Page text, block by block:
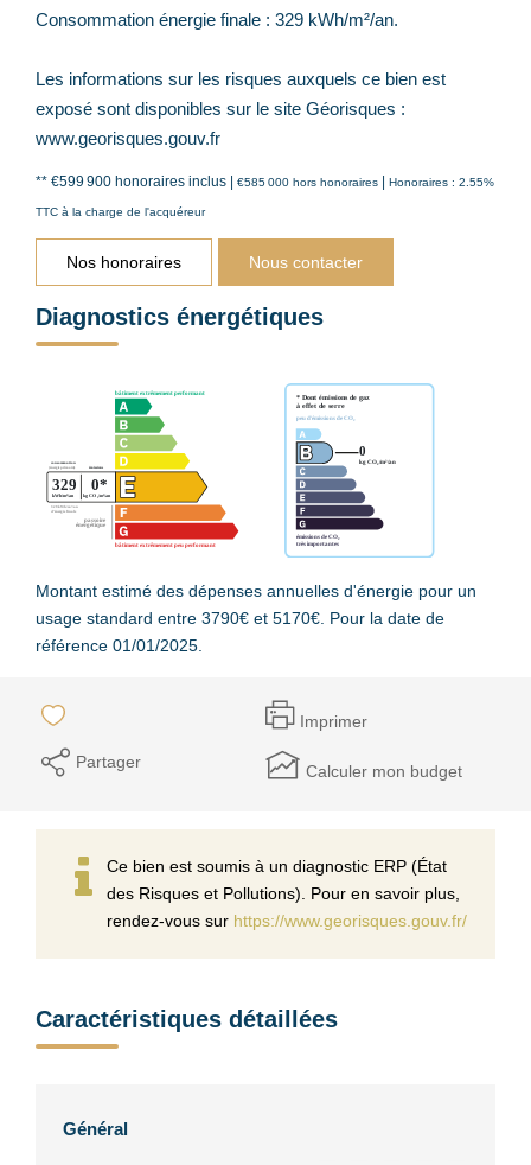
Consommation énergie finale : 329 kWh/m²/an.
Les informations sur les risques auxquels ce bien est
exposé sont disponibles sur le site Géorisques :
www.georisques.gouv.fr
** €599 900 honoraires inclus | €585 000 hors honoraires | Honoraires : 2.55%
TTC à la charge de l'acquéreur
Nos honoraires Nous contacter
Diagnostics énergétiques
Montant estimé des dépenses annuelles d'énergie pour un
usage standard entre 3790€ et 5170€. Pour la date de
référence 01/01/2025.
Imprimer
Partager Calculer mon budget
Ce bien est soumis à un diagnostic ERP (État
des Risques et Pollutions). Pour en savoir plus,
rendez-vous sur https://www.georisques.gouv.fr/
Caractéristiques détaillées
Général